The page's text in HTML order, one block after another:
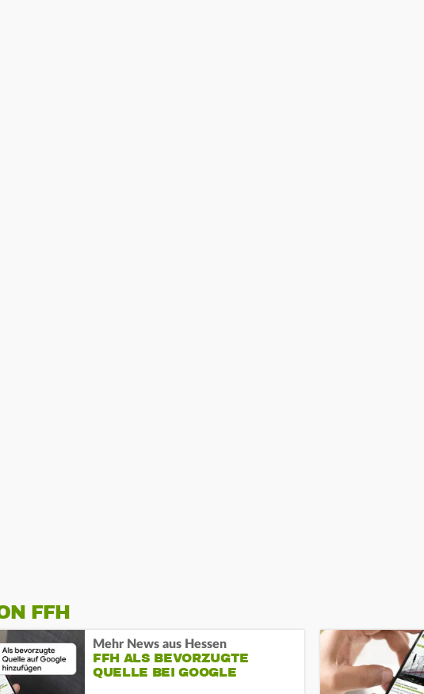
FFH
Mehr News aus Hessen
FFH ALS BEVORZUGTE
QUELLE BEI GOOGLE